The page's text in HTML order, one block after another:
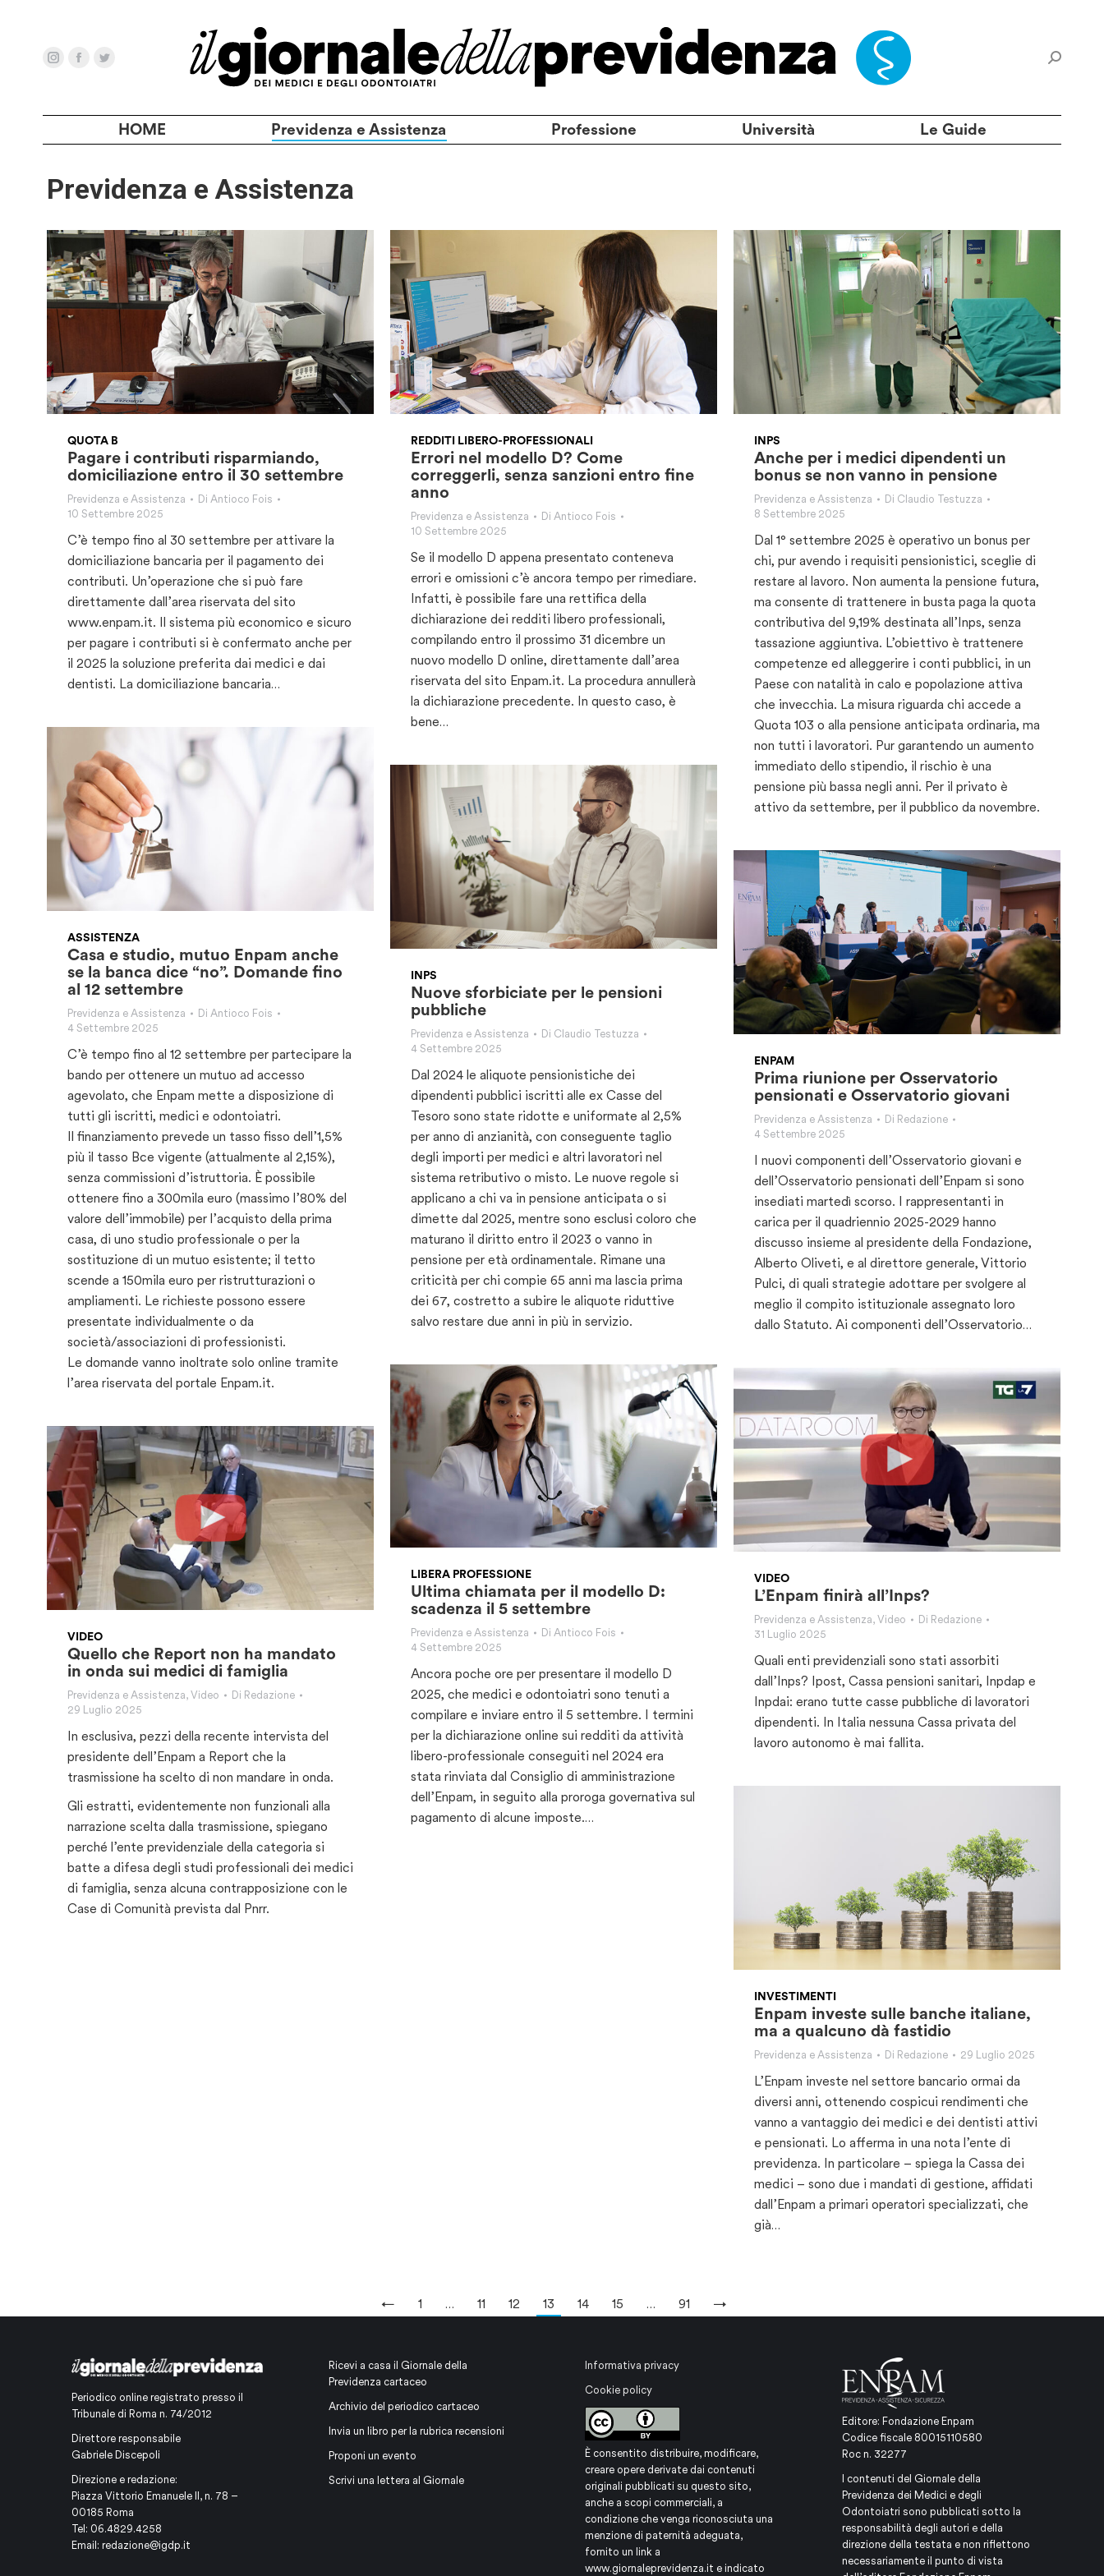
HOME Previdenza e Assistenza Professione Università Le Guide
Previdenza e Assistenza
QUOTA B
Pagare i contributi risparmiando,
domiciliazione entro il 30 settembre
Previdenza e Assistenza Di Antioco Fois
10 Settembre 2025
C’è tempo fino al 30 settembre per attivare la
domiciliazione bancaria per il pagamento dei
contributi. Un’operazione che si può fare
direttamente dall’area riservata del sito
www.enpam.it. Il sistema più economico e sicuro
per pagare i contributi si è confermato anche per
il 2025 la soluzione preferita dai medici e dai
dentisti. La domiciliazione bancaria…
REDDITI LIBERO-PROFESSIONALI
Errori nel modello D? Come
correggerli, senza sanzioni entro fine
anno
Previdenza e Assistenza Di Antioco Fois
10 Settembre 2025
Se il modello D appena presentato conteneva
errori e omissioni c’è ancora tempo per rimediare.
Infatti, è possibile fare una rettifica della
dichiarazione dei redditi libero professionali,
compilando entro il prossimo 31 dicembre un
nuovo modello D online, direttamente dall’area
riservata del sito Enpam.it. La procedura annullerà
la dichiarazione precedente. In questo caso, è
bene…
INPS
Anche per i medici dipendenti un
bonus se non vanno in pensione
Previdenza e Assistenza Di Claudio Testuzza
8 Settembre 2025
Dal 1° settembre 2025 è operativo un bonus per
chi, pur avendo i requisiti pensionistici, sceglie di
restare al lavoro. Non aumenta la pensione futura,
ma consente di trattenere in busta paga la quota
contributiva del 9,19% destinata all’Inps, senza
tassazione aggiuntiva. L’obiettivo è trattenere
competenze ed alleggerire i conti pubblici, in un
Paese con natalità in calo e popolazione attiva
che invecchia. La misura riguarda chi accede a
Quota 103 o alla pensione anticipata ordinaria, ma
non tutti i lavoratori. Pur garantendo un aumento
immediato dello stipendio, il rischio è una
pensione più bassa negli anni. Per il privato è
attivo da settembre, per il pubblico da novembre.
ASSISTENZA
Casa e studio, mutuo Enpam anche
se la banca dice “no”. Domande fino
al 12 settembre
Previdenza e Assistenza Di Antioco Fois
4 Settembre 2025
C’è tempo fino al 12 settembre per partecipare la
bando per ottenere un mutuo ad accesso
agevolato, che Enpam mette a disposizione di
tutti gli iscritti, medici e odontoiatri.
Il finanziamento prevede un tasso fisso dell’1,5%
più il tasso Bce vigente (attualmente al 2,15%),
senza commissioni d’istruttoria. È possibile
ottenere fino a 300mila euro (massimo l’80% del
valore dell’immobile) per l’acquisto della prima
casa, di uno studio professionale o per la
sostituzione di un mutuo esistente; il tetto
scende a 150mila euro per ristrutturazioni o
ampliamenti. Le richieste possono essere
presentate individualmente o da
società/associazioni di professionisti.
Le domande vanno inoltrate solo online tramite
l’area riservata del portale Enpam.it.
INPS
Nuove sforbiciate per le pensioni
pubbliche
Previdenza e Assistenza Di Claudio Testuzza
4 Settembre 2025
Dal 2024 le aliquote pensionistiche dei
dipendenti pubblici iscritti alle ex Casse del
Tesoro sono state ridotte e uniformate al 2,5%
per anno di anzianità, con conseguente taglio
degli importi per medici e altri lavoratori nel
sistema retributivo o misto. Le nuove regole si
applicano a chi va in pensione anticipata o si
dimette dal 2025, mentre sono esclusi coloro che
maturano il diritto entro il 2023 o vanno in
pensione per età ordinamentale. Rimane una
criticità per chi compie 65 anni ma lascia prima
dei 67, costretto a subire le aliquote riduttive
salvo restare due anni in più in servizio.
ENPAM
Prima riunione per Osservatorio
pensionati e Osservatorio giovani
Previdenza e Assistenza Di Redazione
4 Settembre 2025
I nuovi componenti dell’Osservatorio giovani e
dell’Osservatorio pensionati dell’Enpam si sono
insediati martedì scorso. I rappresentanti in
carica per il quadriennio 2025-2029 hanno
discusso insieme al presidente della Fondazione,
Alberto Oliveti, e al direttore generale, Vittorio
Pulci, di quali strategie adottare per svolgere al
meglio il compito istituzionale assegnato loro
dallo Statuto. Ai componenti dell’Osservatorio…
LIBERA PROFESSIONE
Ultima chiamata per il modello D:
scadenza il 5 settembre
Previdenza e Assistenza Di Antioco Fois
4 Settembre 2025
Ancora poche ore per presentare il modello D
2025, che medici e odontoiatri sono tenuti a
compilare e inviare entro il 5 settembre. I termini
per la dichiarazione online sui redditi da attività
libero-professionale conseguiti nel 2024 era
stata rinviata dal Consiglio di amministrazione
dell’Enpam, in seguito alla proroga governativa sul
pagamento di alcune imposte.…
VIDEO
L’Enpam finirà all’Inps?
Previdenza e Assistenza, Video Di Redazione
31 Luglio 2025
Quali enti previdenziali sono stati assorbiti
dall’Inps? Ipost, Cassa pensioni sanitari, Inpdap e
Inpdai: erano tutte casse pubbliche di lavoratori
dipendenti. In Italia nessuna Cassa privata del
lavoro autonomo è mai fallita.
VIDEO
Quello che Report non ha mandato
in onda sui medici di famiglia
Previdenza e Assistenza, Video Di Redazione
29 Luglio 2025
In esclusiva, pezzi della recente intervista del
presidente dell’Enpam a Report che la
trasmissione ha scelto di non mandare in onda.
Gli estratti, evidentemente non funzionali alla
narrazione scelta dalla trasmissione, spiegano
perché l’ente previdenziale della categoria si
batte a difesa degli studi professionali dei medici
di famiglia, senza alcuna contrapposizione con le
Case di Comunità prevista dal Pnrr.
INVESTIMENTI
Enpam investe sulle banche italiane,
ma a qualcuno dà fastidio
Previdenza e Assistenza Di Redazione 29 Luglio 2025
L’Enpam investe nel settore bancario ormai da
diversi anni, ottenendo cospicui rendimenti che
vanno a vantaggio dei medici e dei dentisti attivi
e pensionati. Lo afferma in una nota l’ente di
previdenza. In particolare – spiega la Cassa dei
medici – sono due i mandati di gestione, affidati
dall’Enpam a primari operatori specializzati, che
già…
← 1 … 11 12 13 14 15 … 91 →
Periodico online registrato presso il
Tribunale di Roma n. 74/2012
Direttore responsabile
Gabriele Discepoli
Direzione e redazione:
Piazza Vittorio Emanuele II, n. 78 –
00185 Roma
Tel: 06.4829.4258
Email: redazione@igdp.it
Ricevi a casa il Giornale della
Previdenza cartaceo
Archivio del periodico cartaceo
Invia un libro per la rubrica recensioni
Proponi un evento
Scrivi una lettera al Giornale
Informativa privacy
Cookie policy
È consentito distribuire, modificare,
creare opere derivate dai contenuti
originali pubblicati su questo sito,
anche a scopi commerciali, a
condizione che venga riconosciuta una
menzione di paternità adeguata,
fornito un link a
www.giornaleprevidenza.it e indicato
Editore: Fondazione Enpam
Codice fiscale 80015110580
Roc n. 32277
I contenuti del Giornale della
Previdenza dei Medici e degli
Odontoiatri sono pubblicati sotto la
responsabilità degli autori e della
direzione della testata e non riflettono
necessariamente il punto di vista